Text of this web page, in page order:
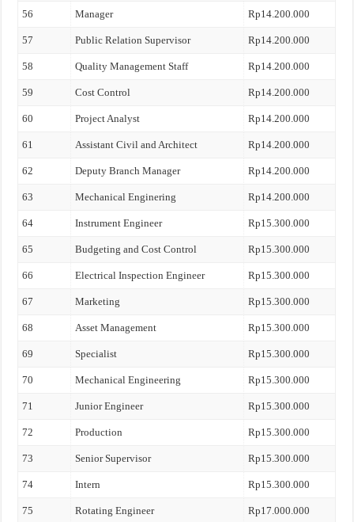
56 Manager Rp14.200.000
57 Public Relation Supervisor Rp14.200.000
58 Quality Management Staff Rp14.200.000
59 Cost Control Rp14.200.000
60 Project Analyst Rp14.200.000
61 Assistant Civil and Architect Rp14.200.000
62 Deputy Branch Manager Rp14.200.000
63 Mechanical Enginering Rp14.200.000
64 Instrument Engineer Rp15.300.000
65 Budgeting and Cost Control Rp15.300.000
66 Electrical Inspection Engineer Rp15.300.000
67 Marketing Rp15.300.000
68 Asset Management Rp15.300.000
69 Specialist Rp15.300.000
70 Mechanical Engineering Rp15.300.000
71 Junior Engineer Rp15.300.000
72 Production Rp15.300.000
73 Senior Supervisor Rp15.300.000
74 Intern Rp15.300.000
75 Rotating Engineer Rp17.000.000